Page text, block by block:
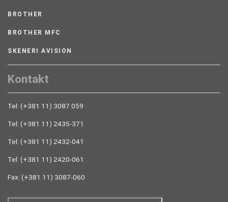
BROTHER
BROTHER MFC
SKENERI AVISION
Kontakt
Tel: (+381 11) 3087 059
Tel: (+381 11) 2435-371
Tel: (+381 11) 2432-041
Tel: (+381 11) 2420-061
Fax: (+381 11) 3087-060